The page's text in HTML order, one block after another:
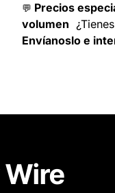
💬 Precios
volumen
Envíanoslo e